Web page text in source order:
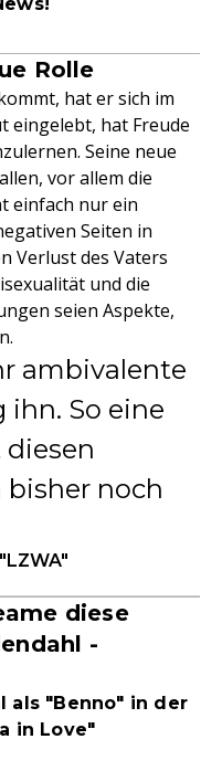
Rolle
hat er sich im
eingelebt, hat Freude
Seine neue
vor allem die
einfach nur ein
Seiten in
Verlust des Vaters
und die
seien Aspekte,
ambivalente
ihn. So eine
noch
diese
-
als "Benno" in der
in Love"